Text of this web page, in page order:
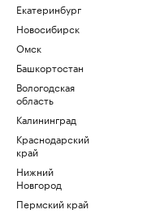
Екатеринбург
Новосибирск
Омск
Башкортостан
Вологодская
область
Калининград
Краснодарский
край
Нижний
Новгород
Пермский край